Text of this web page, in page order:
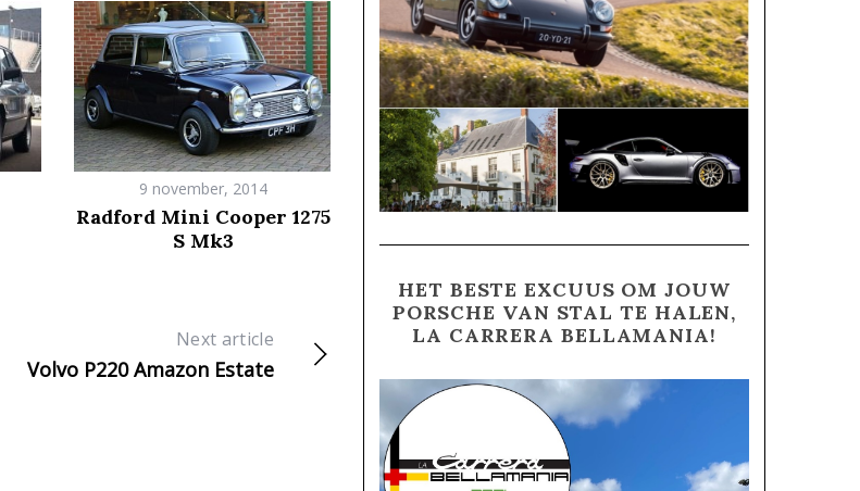
9 november, 2014
Radford Mini Cooper 1275
S Mk3
Next article
Volvo P220 Amazon Estate
HET BESTE EXCUUS OM JOUW
PORSCHE VAN STAL TE HALEN,
LA CARRERA BELLAMANIA!